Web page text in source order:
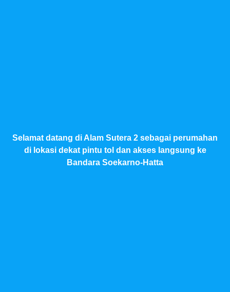
Selamat datang di Alam Sutera 2 sebagai perumahan
di lokasi dekat pintu tol dan akses langsung ke
Bandara Soekarno-Hatta